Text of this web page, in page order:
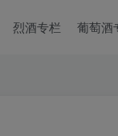
烈酒专栏 葡萄酒